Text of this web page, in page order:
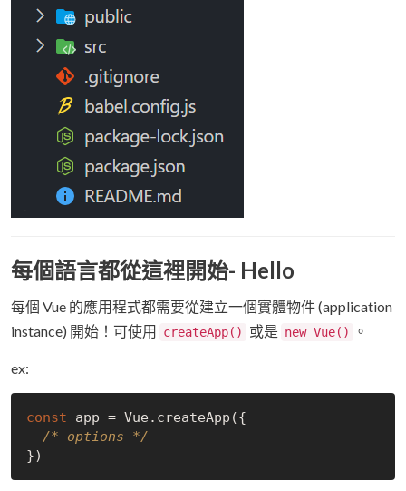
每個語言都從這裡開始- Hello
每個 Vue 的應用程式都需要從建立一個實體物件 (application
instance) 開始！可使用
createApp() 或是 new Vue() 。
ex:
const app = Vue.createApp({
/* options */